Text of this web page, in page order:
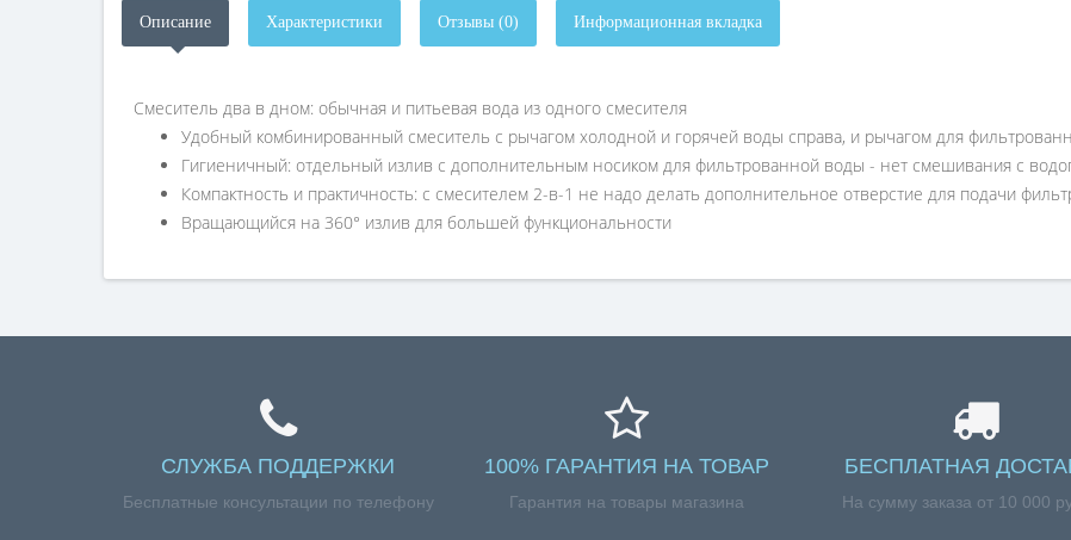
Описание Характеристики Отзывы (0) Информационная вкладка
Смеситель два в дном: обычная и питьевая вода из одного смесителя
Удобный комбинированный смеситель с рычагом холодной и горячей воды справа, и рычагом для
Гигиеничный: отдельный излив с дополнительным носиком для фильтрованной воды - нет смешивания с
Компактность и практичность: с смесителем 2-в-1 не надо делать дополнительное отверстие для подачи
Вращающийся на 360° излив для большей функциональности
СЛУЖБА ПОДДЕРЖКИ
Бесплатные консультации по телефону
100% ГАРАНТИЯ НА ТОВАР
Гарантия на товары магазина
БЕСПЛАТНАЯ
На сумму заказа от 10 000